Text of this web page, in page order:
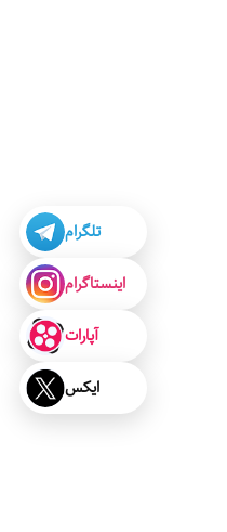
تلگرام
اینستاگرام
آپارات
ایکس